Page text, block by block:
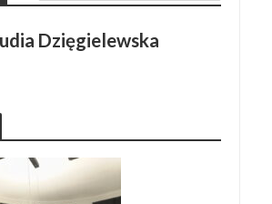
Dzięgielewska